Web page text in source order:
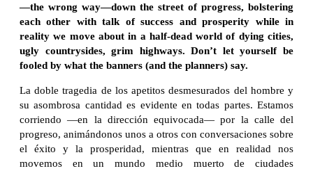
—the wrong way—down the street of progress, bolstering
each other with talk of success and prosperity while in
reality we move about in a half-dead world of dying cities,
ugly countrysides, grim highways. Don’t let yourself be
fooled by what the banners (and the planners) say.
La doble tragedia de los apetitos desmesurados del hombre y
su asombrosa cantidad es evidente en todas partes. Estamos
corriendo —en la dirección equivocada— por la calle del
progreso, animándonos unos a otros con conversaciones sobre
el éxito y la prosperidad, mientras que en realidad nos
movemos en un mundo medio muerto de ciudades